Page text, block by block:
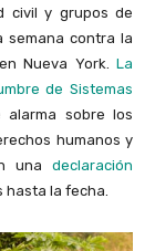
civil y grupos de
semana contra la
Nueva York. La
de Sistemas
sobre los
humanos y
una declaración
la fecha.